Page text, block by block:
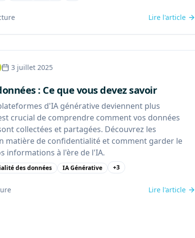
Lire l'article
3 juillet 2025
: Ce que vous devez savoir
d'IA générative deviennent plus
crucial de comprendre comment vos données
collectées et partagées. Découvrez les
matière de confidentialité et comment garder le
informations à l'ère de l'IA.
des données IA Générative +3
Lire l'article